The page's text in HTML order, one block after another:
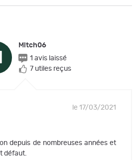
Mitch06
1 avis laissé
7 utiles reçus
le 17/03/2021
depuis de nombreuses années et
défaut.